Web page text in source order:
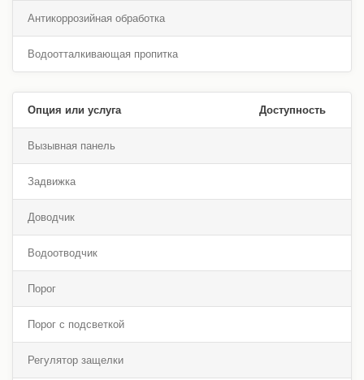
Антикоррозийная обработка
Водоотталкивающая пропитка
Опция или услуга Доступность
Вызывная панель
Задвижка
Доводчик
Водоотводчик
Порог
Порог с подсветкой
Регулятор защелки